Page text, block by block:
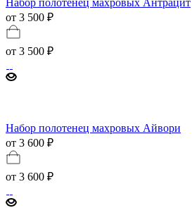
от 3 500 ₽
от 3 500 ₽
Набор полотенец махровых Айвори
от 3 600 ₽
от 3 600 ₽